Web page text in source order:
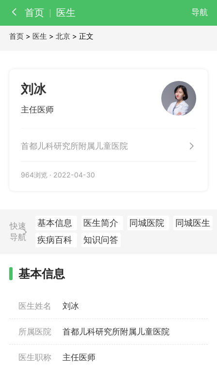
首页 医生 导航
医生
首页 > 医生 >北京 > 正文
刘冰
主任医师
首都儿科研究所附属儿童医院
964浏览 · 2022-04-30
快速
导航
基本信息 医生简介 同城医院
同城医生
疾病百科
知识问答
基本信息
医生姓名 刘冰
所属医院 首都儿科研究所附属儿童医院
医生职称 主任医师